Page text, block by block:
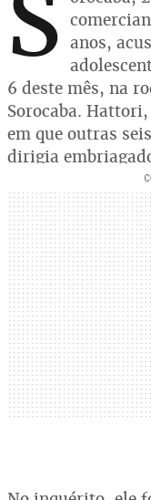
anos,
6 deste mês, na
Sorocaba.
em que outras
dirigia